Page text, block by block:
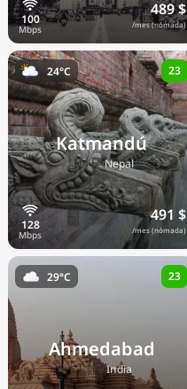
489 $
/mes (nómada)
Katmandú
🇳🇵Nepal
491 $
/mes (nómada)
24°C 23
Ahmedabad
🇮🇳India
29°C 23